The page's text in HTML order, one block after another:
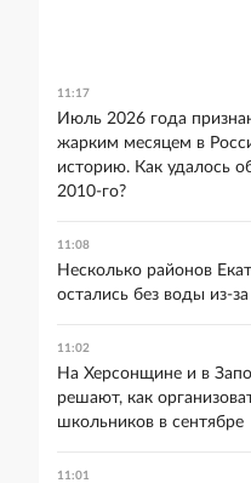
11:17
Июль 2026 года
жарким месяцем в
историю. Как удалось
2010-го?
11:08
Несколько районов
остались без воды из-
11:02
На Херсонщине и в
решают, как
школьников в сентябре
11:01